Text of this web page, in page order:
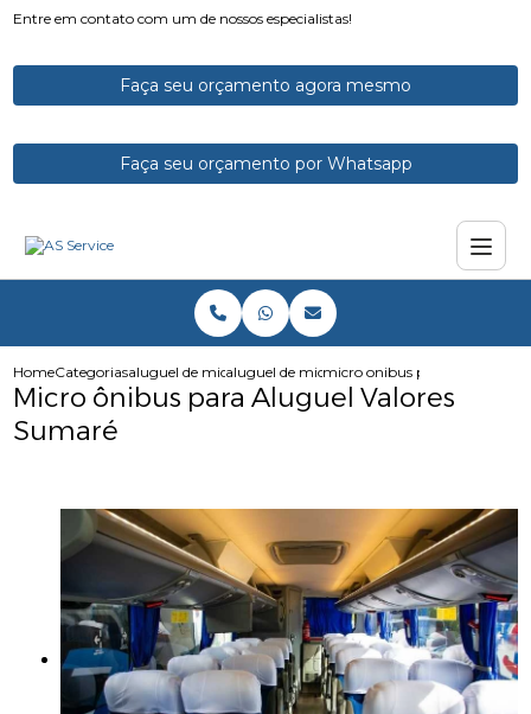
Entre em contato com um de nossos especialistas!
Faça seu orçamento agora mesmo
Faça seu orçamento por Whatsapp
HomeCategoriasaluguel de micro onibusaluguel de microonibusmicro onibus para aluguel
Micro ônibus para Aluguel Valores
Sumaré